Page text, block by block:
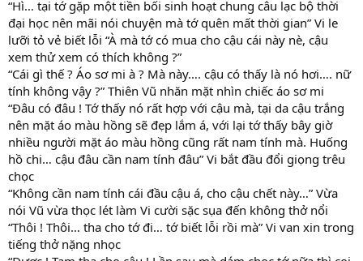
“Hì… tại tớ gặp một tiền bối sinh hoạt chung câu lạc bộ thời
đại học nên mãi nói chuyện mà tớ quên mất thời gian” Vi le
lưỡi tỏ vẻ biết lỗi “À mà tớ có mua cho cậu cái này nè, cậu
xem thử xem có thích không ?”
“Cái gì thế ? Áo sơ mi à ? Mà này…. cậu có thấy là nó hơi…. nữ
tính không vậy ?” Thiên Vũ nhăn mặt nhìn chiếc áo sơ mi
“Đâu có đâu ! Tớ thấy nó rất hợp với cậu mà, tại da cậu trắng
nên mặt áo màu hồng sẽ đẹp lắm á, với lại tớ thấy bây giờ
nhiều người mặt áo màu hồng cũng rất nam tính mà. Huống
hồ chi… cậu đâu cần nam tính đâu” Vi bắt đầu đổi giọng trêu
chọc
“Không cần nam tính cái đầu cậu á, cho cậu chết này…” Vừa
nói Vũ vừa thọc lét làm Vi cười sặc sụa đến không thở nổi
“Thôi ! Thôi… tha cho tớ đi… tớ biết lỗi rồi mà” Vi van xin trong
tiếng thở nặng nhọc